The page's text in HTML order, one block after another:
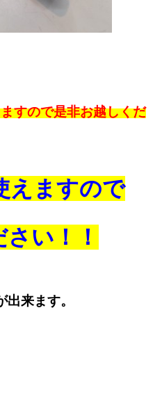
すので是非お越しくだ
えますので
い！！
来ます。